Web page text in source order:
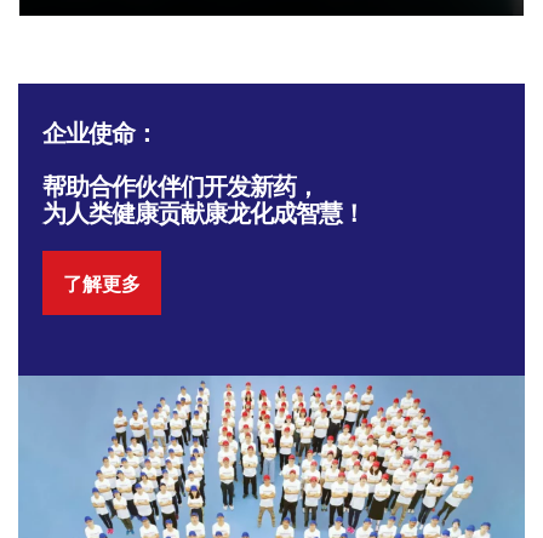
企业使命：
帮助合作伙伴们开发新药，
为人类健康贡献康龙化成智慧！
了解更多